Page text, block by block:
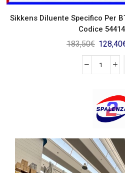
Sikkens Diluente Specifico Per
Codice
183,50€ 128,40